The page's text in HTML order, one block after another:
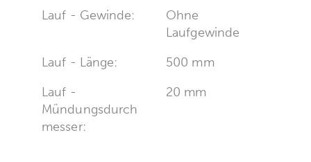
Lauf - Gewinde:
Ohne
Laufgewinde
Lauf - Länge:
500 mm
Lauf -
Mündungsdurch
messer:
20 mm